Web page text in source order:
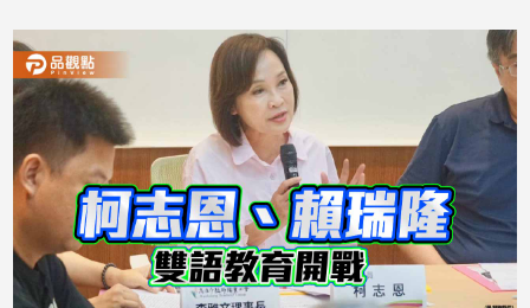
科
技/
遊
運
動
寵
物
Pet